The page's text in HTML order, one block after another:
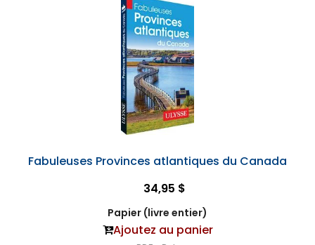
Fabuleuses Provinces atlantiques du Canada
34,95 $
Papier (livre entier)
Ajoutez au panier